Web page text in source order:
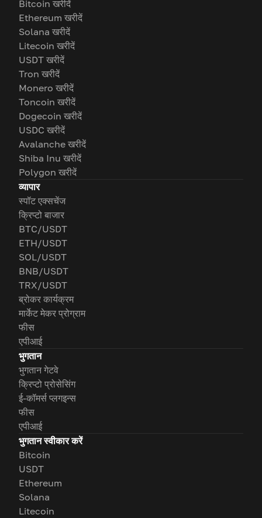
Bitcoin खरीदें
Ethereum खरीदें
Solana खरीदें
Litecoin खरीदें
USDT खरीदें
Tron खरीदें
Monero खरीदें
Toncoin खरीदें
Dogecoin खरीदें
USDC खरीदें
Avalanche खरीदें
Shiba Inu खरीदें
Polygon खरीदें
व्यापार
स्पॉट एक्सचेंज
क्रिप्टो बाजार
BTC/USDT
ETH/USDT
SOL/USDT
BNB/USDT
TRX/USDT
ब्रोकर कार्यक्रम
मार्केट मेकर प्रोग्राम
फीस
एपीआई
भुगतान
भुगतान गेटवे
क्रिप्टो प्रोसेसिंग
ई-कॉमर्स प्लगइन्स
फीस
एपीआई
भुगतान स्वीकार करें
Bitcoin
USDT
Ethereum
Solana
Litecoin